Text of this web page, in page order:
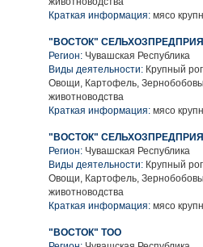
Краткая информация: мясо
"ВОСТОК"
Регион: Чувашская Республика
Виды деятельности: Крупный
Овощи, Картофель,
животноводства
Краткая информация: мясо
"ВОСТОК"
Регион: Чувашская Республика
Виды деятельности: Крупный
Овощи, Картофель,
животноводства
Краткая информация: мясо
"ВОСТОК" ТОО